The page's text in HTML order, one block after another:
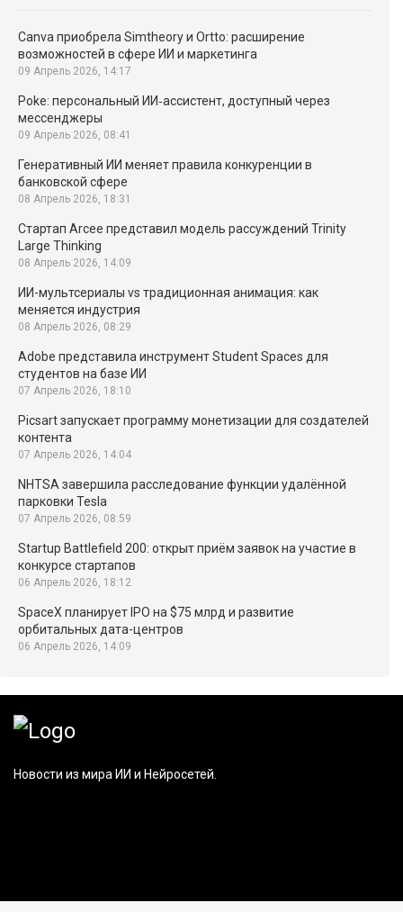
Canva приобрела Simtheory и Ortto: расширение
возможностей в сфере ИИ и маркетинга
09 Апрель 2026, 14:17
Poke: персональный ИИ‑ассистент, доступный через
мессенджеры
09 Апрель 2026, 08:41
Генеративный ИИ меняет правила конкуренции в
банковской сфере
08 Апрель 2026, 18:31
Стартап Arcee представил модель рассуждений Trinity
Large Thinking
08 Апрель 2026, 14:09
ИИ-мультсериалы vs традиционная анимация: как
меняется индустрия
08 Апрель 2026, 08:29
Adobe представила инструмент Student Spaces для
студентов на базе ИИ
07 Апрель 2026, 18:10
Picsart запускает программу монетизации для создателей
контента
07 Апрель 2026, 14:04
NHTSA завершила расследование функции удалённой
парковки Tesla
07 Апрель 2026, 08:59
Startup Battlefield 200: открыт приём заявок на участие в
конкурсе стартапов
06 Апрель 2026, 18:12
SpaceX планирует IPO на $75 млрд и развитие
орбитальных дата-центров
06 Апрель 2026, 14:09
Новости из мира ИИ и Нейросетей.